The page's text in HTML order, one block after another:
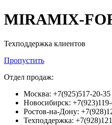
MIRAMIX-
Техподдержка клиентов
Пропустить
Отдел продаж:
Москва: +7(925)517-20-35
Новосибирск:
Ростов-на-Дону:
Техподдержка: